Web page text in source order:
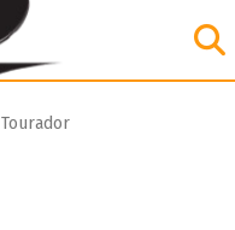
Tourador